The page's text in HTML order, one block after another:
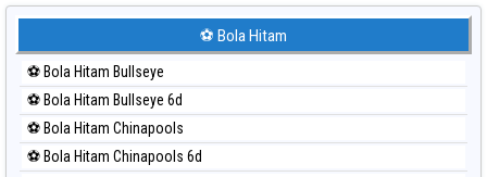
⚽ Bola Merah Kuda Lari
⚽ Bola Merah Magnum Cambodia
⚽ Bola Merah Nagoya
⚽ Bola Merah North Carolina Day
⚽ Bola Merah Pcso
⚽ Bola Hitam
⚽ Bola Hitam Bullseye
⚽ Bola Hitam Bullseye 6d
⚽ Bola Hitam Chinapools
⚽ Bola Hitam Chinapools 6d